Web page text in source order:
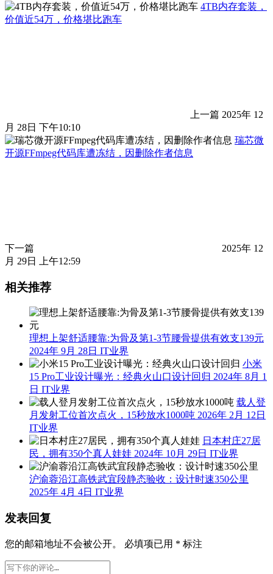
4TB内存套装，
价值近54万，价格堪比跑车
上一篇 2025年 12
月 28日 下午10:10
瑞芯微
开源FFmpeg代码库遭冻结，因删除作者信息
下一篇
2025年 12
月 29日 上午12:59
相关推荐
理想上架舒适腰靠:为骨及第1-3节腰骨提供有效支139元
2024年 9月 28日 IT业界
小米
15 Pro工业设计曝光：经典火山口设计回归 2024年 8月 1
日 IT业界
载人登
月发射工位首次点火，15秒放水1000吨 2026年 2月 12日
IT业界
日本村庄27居
民，拥有350个真人娃娃 2024年 10月 29日 IT业界
沪渝蓉沿江高铁武宜段静态验收：设计时速350公里
2025年 4月 4日 IT业界
发表回复
您的邮箱地址不会被公开。 必填项已用 * 标注